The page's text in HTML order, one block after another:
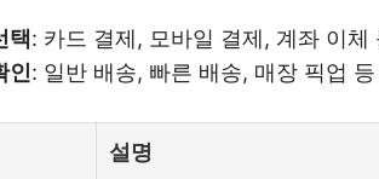
택: 카드 결제, 모바일 결제, 계좌 이
인: 일반 배송, 빠른 배송, 매장 픽업
설명